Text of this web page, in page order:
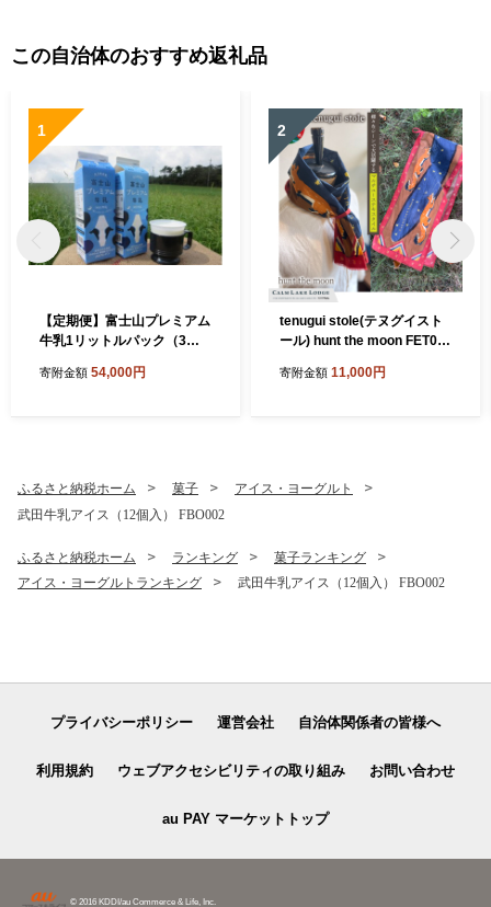
この自治体のおすすめ返礼品
1
【定期便】富士山プレミアム
牛乳1リットルパック（3本
寄附金額 54,000円
2
tenugui stole(テヌグイスト
ール) hunt the moon FET00
寄附金額 11,000円
ふるさと納税ホーム 菓子
アイス・ヨーグルト
武田牛乳アイス（12個入） FBO002
ふるさと納税ホーム ランキング
菓子ランキング
アイス・ヨーグルトランキング
武田牛乳アイス（12個入） FBO002
プライバシーポリシー 運営会社 自治体関係者の皆様へ
利用規約 ウェブアクセシビリティの取り組み お問い合わせ
au PAY マーケットトップ
© 2016 KDDI/au Commerce & Life, Inc.